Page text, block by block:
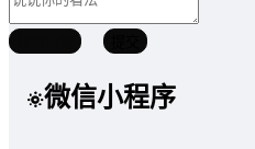
微信小程序